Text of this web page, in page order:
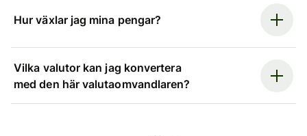
Hur växlar jag mina pengar?
Vilka valutor kan jag konvertera
med den här valutaomvandlaren?